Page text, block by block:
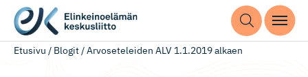
Etusivu / Blogit/Arvoseteleiden ALV 1.1.2019 alkaen